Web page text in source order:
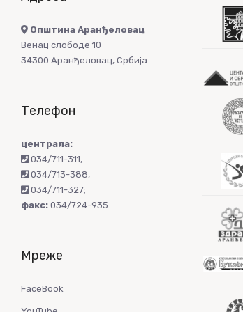
Општина Аранђеловац
Венац слободе 10
34300 Аранђеловац, Србија
Телефон
централа:
034/711-311,
034/713-388,
034/711-327;
факс: 034/724-935
Мреже
FaceBook